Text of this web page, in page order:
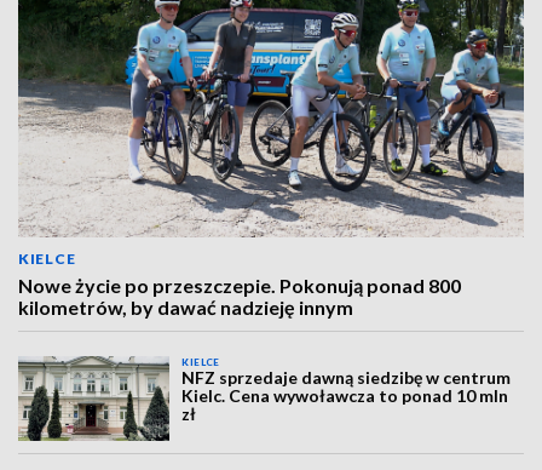
KIELCE
Nowe życie po przeszczepie. Pokonują ponad 800
kilometrów, by dawać nadzieję innym
KIELCE
NFZ sprzedaje dawną siedzibę w centrum
Kielc. Cena wywoławcza to ponad 10 mln
zł